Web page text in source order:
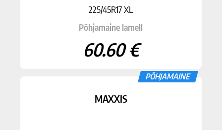
225/45R17 XL
Põhjamaine lamell
60.60 €
PÕHJAMAINE
MAXXIS